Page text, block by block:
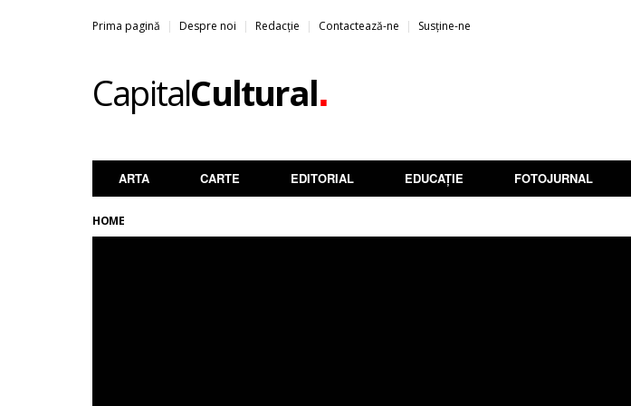
Prima pagină Despre noi Redacție Contactează-ne Susține-ne
CapitalCultural.
ARTA CARTE EDITORIAL EDUCAȚIE FOTOJURNAL
HOME